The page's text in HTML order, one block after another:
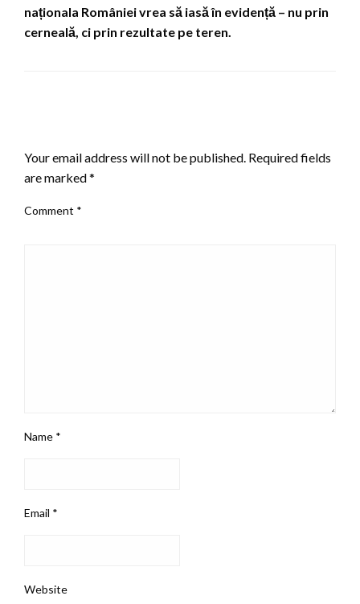
naționala României vrea să iasă în evidență – nu prin
cerneală, ci prin rezultate pe teren.
Your email address will not be published. Required fields
are marked*
Comment *
Name *
Email *
Website